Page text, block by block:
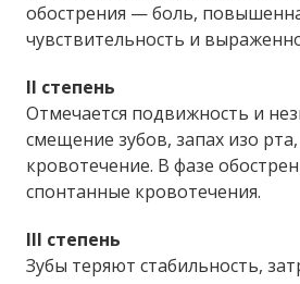
обострения — боль,
чувствительность и
II степень
Отмечается подвижность и
смещение зубов, запах изо
кровотечение. В фазе
спонтанные кровотечения.
III степень
Зубы теряют стабильность,